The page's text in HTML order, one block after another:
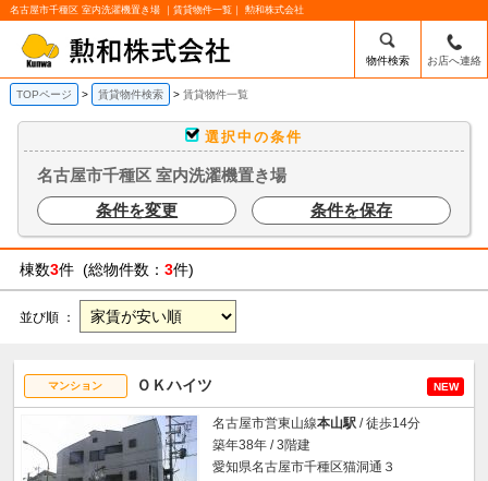
名古屋市千種区 室内洗濯機置き場 ｜賃貸物件一覧｜ 勲和株式会社
物件検索 お店へ連絡
TOPページ 賃貸物件検索 賃貸物件一覧
選択中の条件
名古屋市千種区 室内洗濯機置き場
条件を変更
条件を保存
棟数3件 (総物件数： 3件)
並び順 ：
マンション ＯＫハイツ NEW
名古屋市営東山線本山駅 / 徒歩14分
築年38年 / 3階建
愛知県名古屋市千種区猫洞通３